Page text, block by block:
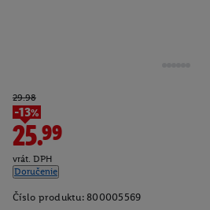
29.98
-13%
25.99
vrát. DPH
Doručenie
Číslo produktu: 800005569